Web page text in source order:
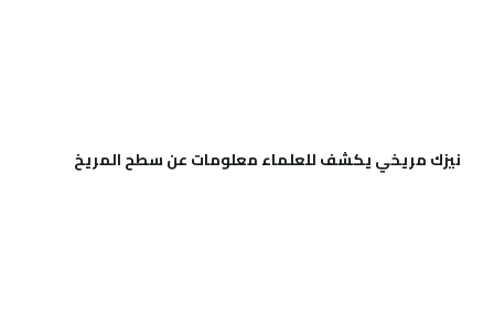
نيزك مريخي يكشف للعلماء معلومات عن سطح المريخ